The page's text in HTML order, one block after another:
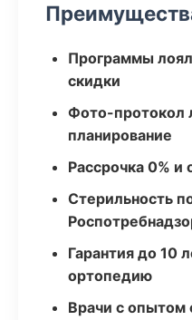
Программы
скидки
Фото-протокол
планирование
Рассрочка 0% и
Стерильность
Гарантия до 10
ортопедию
Врачи с опытом